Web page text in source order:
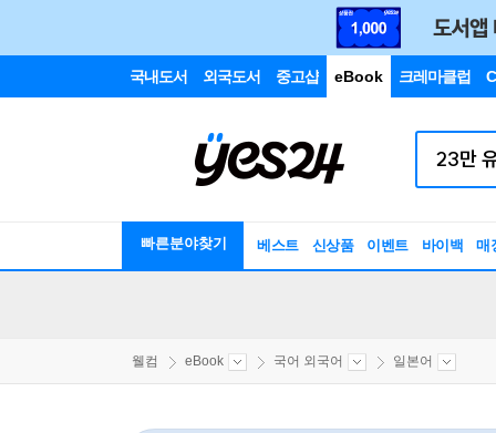
국내도서 외국도서 중고샵 eBook 크레마클럽
빠른분야찾기 베스트 신상품 이벤트 바이백 매
웰컴 eBook 국어 외국어 일본어